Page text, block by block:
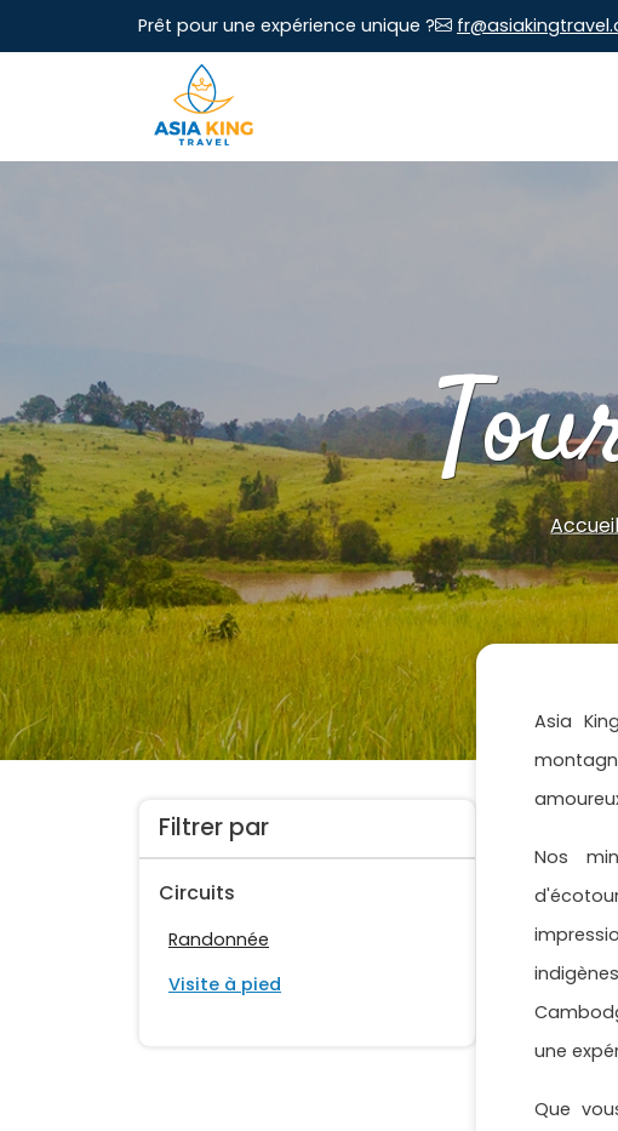
Prêt pour une expérience unique ?
Filtrer par
Circuits
Randonnée
Visite à pied
Asia
Nos
une
Que